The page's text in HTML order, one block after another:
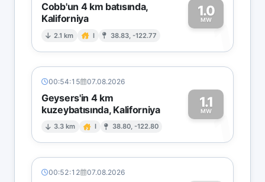
Cobb'un 4 km batısında,
Kaliforniya
2.1 km I 38.83, -122.77
1.0
MW1
00:54:15 07.08.2026
Geysers'in 4 km
kuzeybatısında, Kaliforniya
3.3 km I 38.80, -122.80
1.1
MW1
00:52:12 07.08.2026